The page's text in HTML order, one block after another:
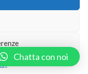
cellulari computer
Chatta con noi